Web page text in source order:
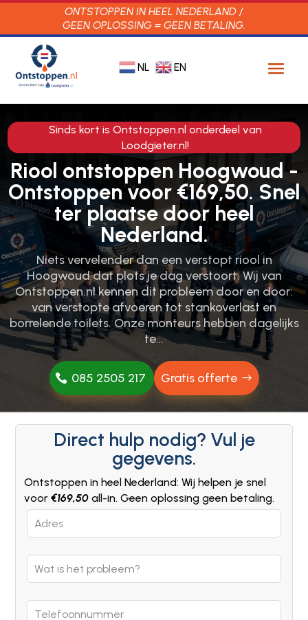
ONTSTOPPEN IN HEEL NEDERLAND /
GEEN OPLOSSING = GEEN BETALING.
NL EN
Sinds kort is Ontstoppen.nl onderdeel van
Loodgieter.nl!
Riool ontstoppen Hoogwoud -
Ontstoppen voor €169,50. Snel
ter plaatse door heel
Nederland.
Niets vervelender dan een verstopt riool in
Hoogwoud dat plots je dag verstoort.​ Wij van
Ontstoppen.​nl kennen dit probleem door en door:
van verstopte afvoeren tot stankoverlast en
borrelende toilets.​ Onze monteurs hebben dagelijks
te…
085 2505 217 Gratis offerte
Direct hulp nodig? Vul je
gegevens.
Ontstoppen in heel Nederland: Wij helpen je snel
voor€169,50 all-in. Geen oplossing geen betaling.
Leave
this
blank